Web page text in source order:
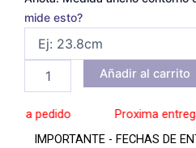
mide esto?
Añadir al carrito
a pedido______ Proxima
IMPORTANTE - FECHAS DE